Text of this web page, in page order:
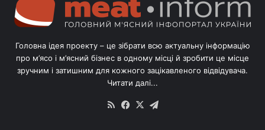
Головна ідея проекту – це зібрати всю актуальну інформацію
про м’ясо і м’ясний бізнес в одному місці й зробити це місце
зручним і затишним для кожного зацікавленого відвідувача.
Читати далі...
RSS Facebook
X